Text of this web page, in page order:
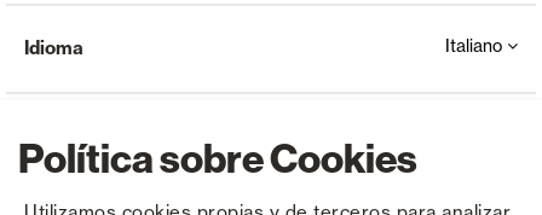
Política sobre Cookies
Idioma Italiano